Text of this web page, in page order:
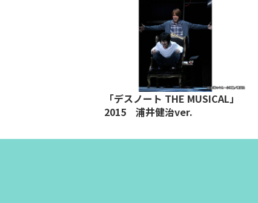
「デスノート THE MUSICAL」
2015 浦井健治ver.